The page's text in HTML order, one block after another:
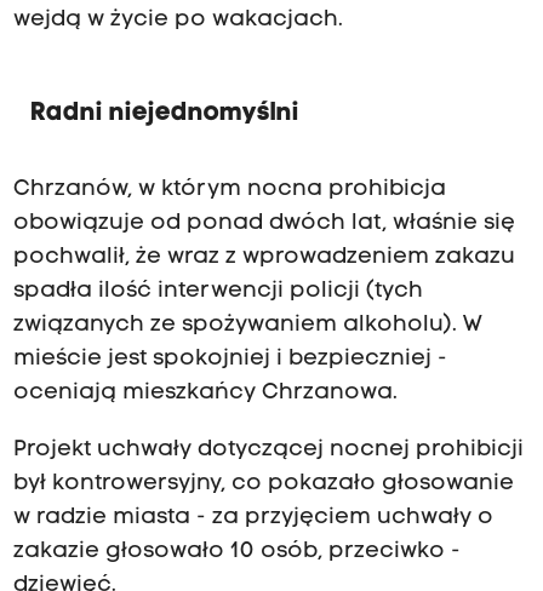
wejdą w życie po wakacjach.
Radni niejednomyślni
Chrzanów, w którym nocna prohibicja
obowiązuje od ponad dwóch lat, właśnie się
pochwalił, że wraz z wprowadzeniem zakazu
spadła ilość interwencji policji (tych
związanych ze spożywaniem alkoholu). W
mieście jest spokojniej i bezpieczniej -
oceniają mieszkańcy Chrzanowa.
Projekt uchwały dotyczącej nocnej prohibicji
był kontrowersyjny, co pokazało głosowanie
w radzie miasta - za przyjęciem uchwały o
zakazie głosowało 10 osób, przeciwko -
dziewięć.